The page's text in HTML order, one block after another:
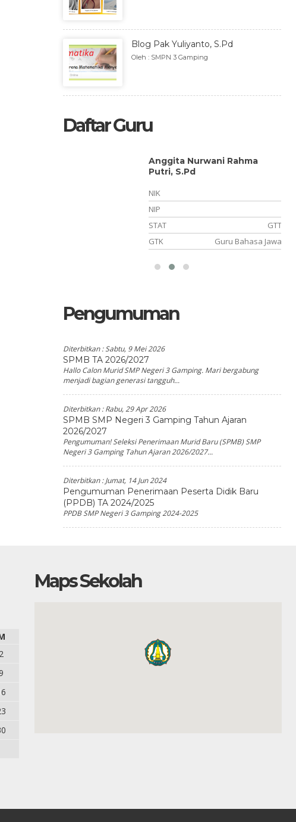
Blog Pak Yuliyanto, S.Pd
Oleh : SMPN 3 Gamping
Daftar Guru
Anggita Nurwani Rahma
Putri, S.Pd
NIK
NIP
STAT
GTT
GTK
Guru Bahasa Jawa
Pengumuman
Diterbitkan :Sabtu, 9 Mei 2026
SPMB TA 2026/2027
Hallo Calon Murid SMP Negeri 3 Gamping. Mari bergabung
menjadi bagian generasi tangguh...
Diterbitkan :Rabu, 29 Apr 2026
SPMB SMP Negeri 3 Gamping Tahun Ajaran
2026/2027
Pengumuman! Seleksi Penerimaan Murid Baru (SPMB) SMP
Negeri 3 Gamping Tahun Ajaran 2026/2027...
Diterbitkan :Jumat, 14 Jun 2024
Pengumuman Penerimaan Peserta Didik Baru
(PPDB) TA 2024/2025
PPDB SMP Negeri 3 Gamping 2024-2025
2
Maps Sekolah